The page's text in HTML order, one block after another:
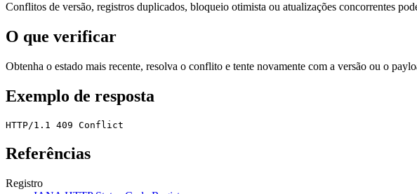
Conflitos de versão, registros duplicados, bloqueio otimista ou atualizações concorrentes
O que verificar
Obtenha o estado mais recente, resolva o conflito e tente novamente com a versão ou o
Exemplo de resposta
HTTP/1.1 409 Conflict
Referências
Registro